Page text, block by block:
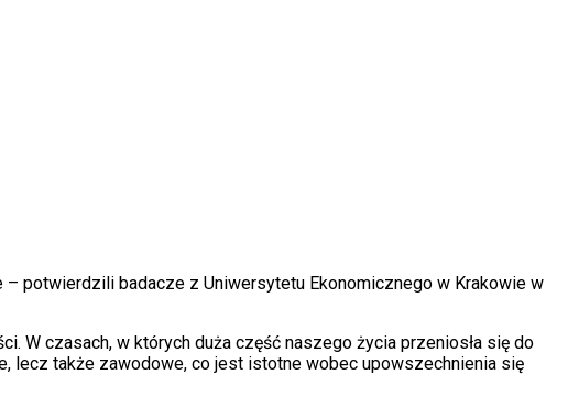
potwierdzili badacze z Uniwersytetu Ekonomicznego w Krakowie w
W czasach, w których duża część naszego życia przeniosła się do
lecz także zawodowe, co jest istotne wobec upowszechnienia się